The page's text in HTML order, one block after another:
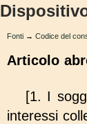
Fonti → Codice del
Articolo
[1. I
interessi